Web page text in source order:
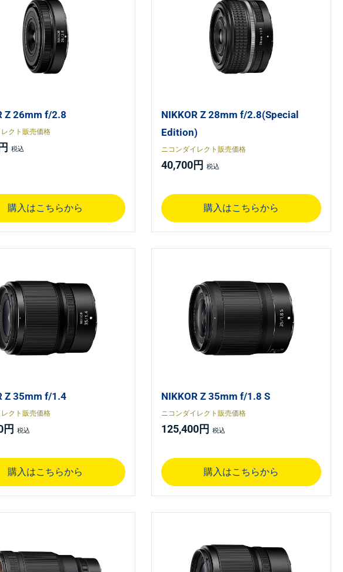
Z 26mm f/2.8
クト販売価格
購入はこちらから
NIKKOR Z 28mm f/2.8(Special
Edition)
ニコンダイレクト販売価格
40,700円
購入はこちらから
Z 35mm f/1.4
クト販売価格
円
購入はこちらから
NIKKOR Z 35mm f/1.8 S
ニコンダイレクト販売価格
125,400円
購入はこちらから